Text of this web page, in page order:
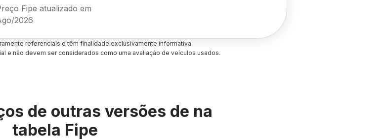
Fipe atualizado em
2026
referenciais e têm finalidade exclusivamente informativa.
e não devem ser considerados como uma avaliação de veículos usados.
de outras versões de na
tabela Fipe